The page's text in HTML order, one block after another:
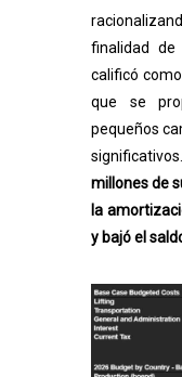
finalidad de
calificó
que se
pequeños
millones de
la
y bajó el